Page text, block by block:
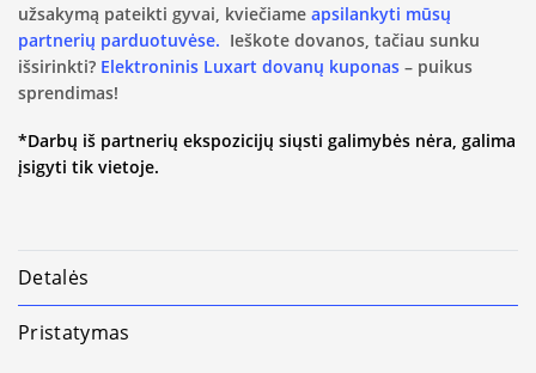
užsakymą pateikti gyvai, kviečiame apsilankyti mūsų
partnerių parduotuvėse. Ieškote dovanos, tačiau sunku
išsirinkti? Elektroninis Luxart dovanų kuponas – puikus
sprendimas!
*Darbų iš partnerių ekspozicijų siųsti galimybės nėra, galima
įsigyti tik vietoje.
Detalės
Pristatymas